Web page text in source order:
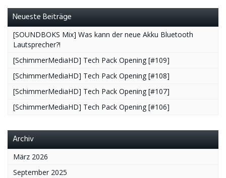
Neueste Beiträge
[SOUNDBOKS Mix] Was kann der neue Akku Bluetooth
Lautsprecher?!
[SchimmerMediaHD] Tech Pack Opening [#109]
[SchimmerMediaHD] Tech Pack Opening [#108]
[SchimmerMediaHD] Tech Pack Opening [#107]
[SchimmerMediaHD] Tech Pack Opening [#106]
Archiv
März 2026
September 2025